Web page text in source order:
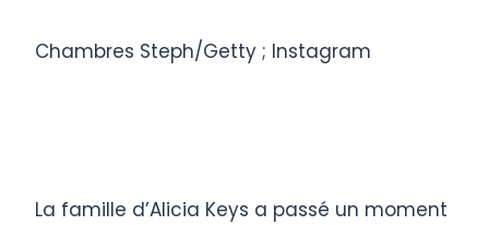
Chambres Steph/Getty ; Instagram
La famille d’Alicia Keys a passé un moment